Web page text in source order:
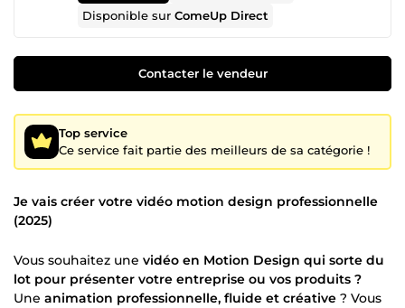
Disponible surComeUp Direct
Contacter le vendeur
Top service
Ce service fait partie des meilleurs de sa catégorie !
Je vais créer votre vidéo motion design professionnelle
(2025)
Vous souhaitez une vidéo en Motion Design qui sorte du
lot pour présenter votre entreprise ou vos produits ?
Une animation professionnelle, fluide et créative ? Vous